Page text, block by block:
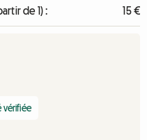
de 1) :
15 €
vérifiée